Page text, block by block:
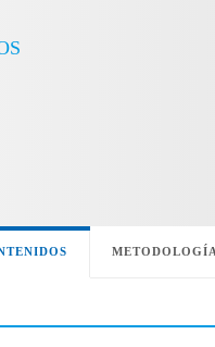
METODOLOGÍA